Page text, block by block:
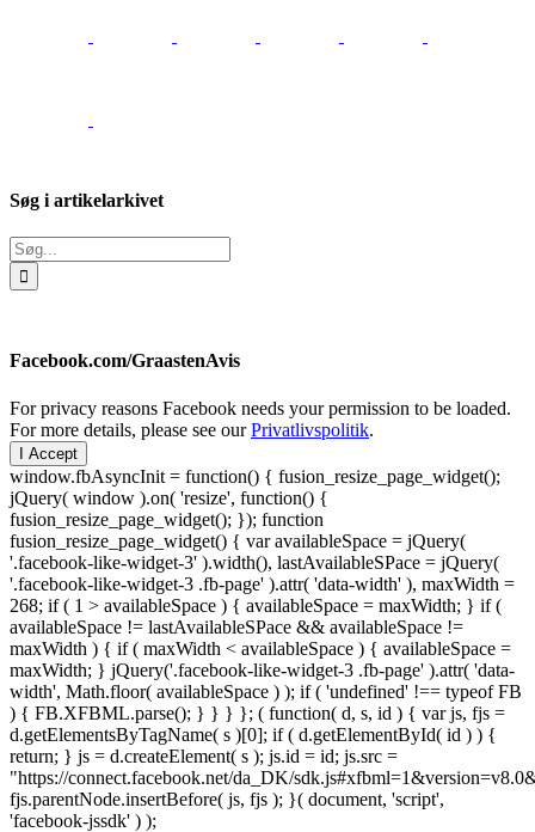
Søg i artikelarkivet
Søg
efter:
Facebook.com/GraastenAvis
For privacy reasons Facebook needs your permission to be loaded.
For more details, please see ourPrivatlivspolitik.
I Accept
window.fbAsyncInit = function() { fusion_resize_page_widget();
jQuery( window ).on( 'resize', function() {
fusion_resize_page_widget(); }); function
fusion_resize_page_widget() { var availableSpace = jQuery(
'.facebook-like-widget-3' ).width(), lastAvailableSPace = jQuery(
'.facebook-like-widget-3 .fb-page' ).attr( 'data-width' ), maxWidth =
268; if ( 1 > availableSpace ) { availableSpace = maxWidth; } if (
availableSpace != lastAvailableSPace && availableSpace !=
maxWidth ) { if ( maxWidth < availableSpace ) { availableSpace =
maxWidth; } jQuery('.facebook-like-widget-3 .fb-page' ).attr( 'data-
width', Math.floor( availableSpace ) ); if ( 'undefined' !== typeof FB
) { FB.XFBML.parse(); } } } }; ( function( d, s, id ) { var js, fjs =
d.getElementsByTagName( s )[0]; if ( d.getElementById( id ) ) {
return; } js = d.createElement( s ); js.id = id; js.src =
"https://connect.facebook.net/da_DK/
fjs.parentNode.insertBefore( js, fjs ); }( document, 'script',
'facebook-jssdk' ) );